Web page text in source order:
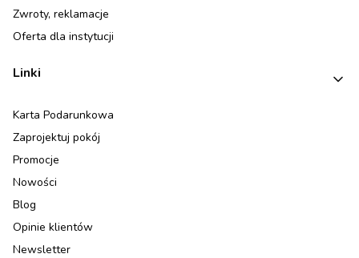
Zwroty, reklamacje
Oferta dla instytucji
Linki
Karta Podarunkowa
Zaprojektuj pokój
Promocje
Nowości
Blog
Opinie klientów
Newsletter